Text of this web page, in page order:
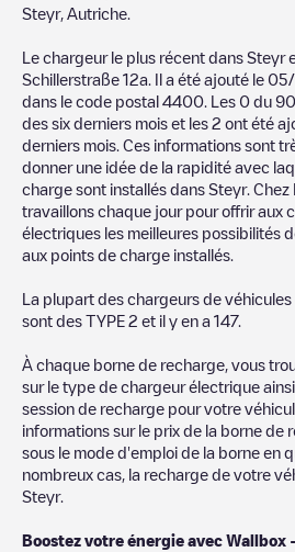
Steyr, Autriche
Le chargeur le plus récent dans Steyr
Schillerstraße 12a . Il a été ajouté le
dans le code postal 4400 . Les 0 du 90
des six derniers mois et les 2 ont été
derniers mois. Ces informations sont
donner une idée de la rapidité avec
charge sont installés dans Steyr. Chez
travaillons chaque jour pour offrir aux
électriques les meilleures possibilités
aux points de charge installés.
La plupart des chargeurs de
sont des TYPE 2 et il y en a 147.
À chaque borne de recharge, vous
sur le type de chargeur électrique
session de recharge pour votre
informations sur le prix de la borne de
sous le mode d'emploi de la borne en
nombreux cas, la recharge de votre
Steyr.
Boostez votre énergie avec Wallbox